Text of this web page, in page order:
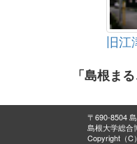
旧江
「島根ま
〒690-8504
島根大学総合
Copyright（C